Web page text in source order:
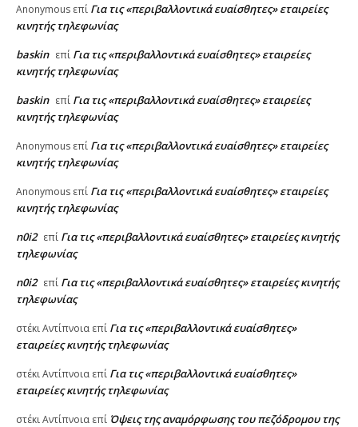
Anonymous επί Για τις «περιβαλλοντικά ευαίσθητες» εταιρείες
κινητής τηλεφωνίας
baskin επί Για τις «περιβαλλοντικά ευαίσθητες» εταιρείες
κινητής τηλεφωνίας
baskin επί Για τις «περιβαλλοντικά ευαίσθητες» εταιρείες
κινητής τηλεφωνίας
Anonymous επί Για τις «περιβαλλοντικά ευαίσθητες» εταιρείες
κινητής τηλεφωνίας
Anonymous επί Για τις «περιβαλλοντικά ευαίσθητες» εταιρείες
κινητής τηλεφωνίας
n0i2 επί Για τις «περιβαλλοντικά ευαίσθητες» εταιρείες κινητής
τηλεφωνίας
n0i2 επί Για τις «περιβαλλοντικά ευαίσθητες» εταιρείες κινητής
τηλεφωνίας
στέκι Αντίπνοια επί Για τις «περιβαλλοντικά ευαίσθητες»
εταιρείες κινητής τηλεφωνίας
στέκι Αντίπνοια επί Για τις «περιβαλλοντικά ευαίσθητες»
εταιρείες κινητής τηλεφωνίας
στέκι Αντίπνοια επί Όψεις της αναμόρφωσης του πεζόδρομου της